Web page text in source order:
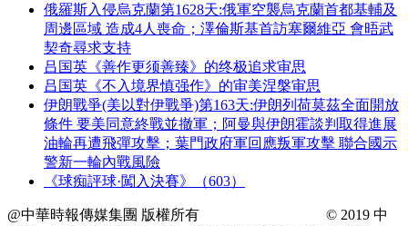
俄羅斯入侵烏克蘭第1628天:俄軍空襲烏克蘭首都基輔及
周邊區域 造成4人喪命；澤倫斯基首訪塞爾維亞 會晤武
契奇尋求支持
吕国英《善作更须善臻》的终极追求审思
吕国英《不入境界慎强作》的审美涅槃审思
伊朗戰爭(美以對伊戰爭)第163天:伊朗列荷莫茲全面開放
條件 要美同意終戰並撤軍；阿曼與伊朗霍談判取得進展
油輪再遭飛彈攻擊；葉門政府軍回應叛軍攻擊 聯合國示
警新一輪內戰風險
《球痴評球·闖入決賽》（603）
@中華時報傳媒集團 版權所有
© 2019 中